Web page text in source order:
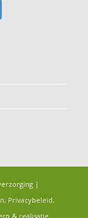
|
Privacybeleid,
& realisatie